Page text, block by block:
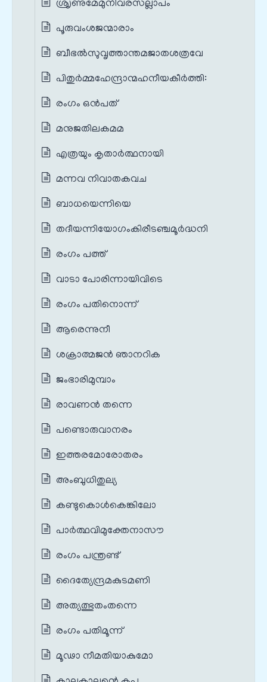
ശ്രൃണുമേമുനിവരസല്ലാപം
പൂരുവംശജന്മാരാം
ബീഭല്‍സുവൃത്താന്തമജാതശത്രവേ
പിതുർമ്മഹേന്ദ്രാന്മഹനീയകീർത്തി:
രംഗം ഒൻപത്
മനുജതിലകമമ
എത്രയും കൃതാര്‍ത്ഥനായി
മന്നവ നിവാതകവച
ബാധയെന്നിയെ
തദീയന്നിയോഗംകിരീടഞ്ചമൂർദ്ധനി
രംഗം പത്ത്
വാടാ പോരിന്നായിവിടെ
രംഗം പതിനൊന്ന്
ആരെന്നുനീ
ശക്രാത്മജന്‍ ഞാനറിക
ജംഭാരിമുമ്പാം
രാവണന്‍ തന്നെ
പണ്ടൊരുവാനരം
ഇത്തരമോരോതരം
അംബുധിതുല്യ
കണ്ടുകൊള്‍കെങ്കിലോ
പാർത്ഥവിമുക്തേനാസൗ
രംഗം പന്ത്രണ്ട്‌
ദൈത്യേന്ദ്രമകുടമണി
അത്യത്ഭുതംതന്നെ
രംഗം പതിമൂന്ന്
മൂഢാ നീമതിയാകുമോ